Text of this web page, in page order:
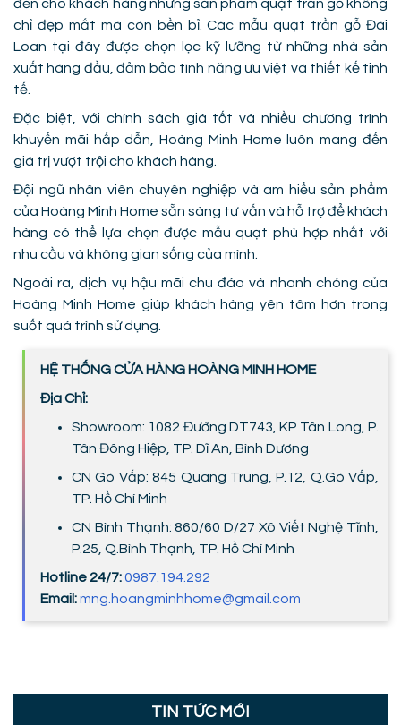
đến cho khách hàng những sản phẩm quạt trần gỗ không
chỉ đẹp mắt mà còn bền bỉ. Các mẫu quạt trần gỗ Đài
Loan tại đây được chọn lọc kỹ lưỡng từ những nhà sản
xuất hàng đầu, đảm bảo tính năng ưu việt và thiết kế tinh
tế.
Đặc biệt, với chính sách giá tốt và nhiều chương trình
khuyến mãi hấp dẫn, Hoàng Minh Home luôn mang đến
giá trị vượt trội cho khách hàng.
Đội ngũ nhân viên chuyên nghiệp và am hiểu sản phẩm
của Hoàng Minh Home sẵn sàng tư vấn và hỗ trợ để khách
hàng có thể lựa chọn được mẫu quạt phù hợp nhất với
nhu cầu và không gian sống của mình.
Ngoài ra, dịch vụ hậu mãi chu đáo và nhanh chóng của
Hoàng Minh Home giúp khách hàng yên tâm hơn trong
suốt quá trình sử dụng.
HỆ THỐNG CỬA HÀNG HOÀNG MINH HOME
Địa Chỉ:
Showroom: 1082 Đường DT743, KP Tân Long, P.
Tân Đông Hiệp, TP. Dĩ An, Bình Dương
CN Gò Vấp: 845 Quang Trung, P.12, Q.Gò Vấp,
TP. Hồ Chí Minh
CN Bình Thạnh: 860/60 D/27 Xô Viết Nghệ Tĩnh,
P.25, Q.Bình Thạnh, TP. Hồ Chí Minh
Hotline 24/7:0987.194.292
Email:mng.hoangminhhome@gmail.com
TIN TỨC MỚI